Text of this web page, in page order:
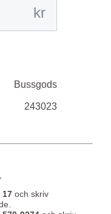
kr
Bussgods
243023
17 och skriv